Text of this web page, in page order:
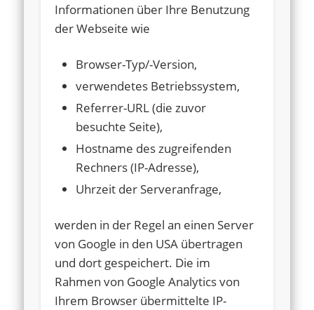
Informationen über Ihre Benutzung
der Webseite wie
Browser-Typ/-Version,
verwendetes Betriebssystem,
Referrer-URL (die zuvor
besuchte Seite),
Hostname des zugreifenden
Rechners (IP-Adresse),
Uhrzeit der Serveranfrage,
werden in der Regel an einen Server
von Google in den USA übertragen
und dort gespeichert. Die im
Rahmen von Google Analytics von
Ihrem Browser übermittelte IP-